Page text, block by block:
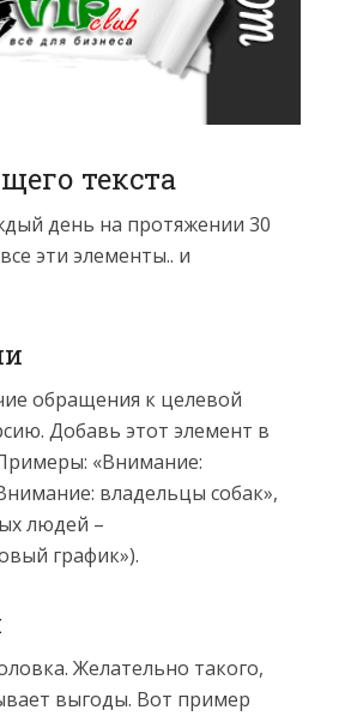
текста
день на протяжении 30
эти элементы.. и
обращения к целевой
Добавь этот элемент в
«Внимание:
владельцы собак»,
людей –
график»).
Желательно такого,
выгоды. Вот пример